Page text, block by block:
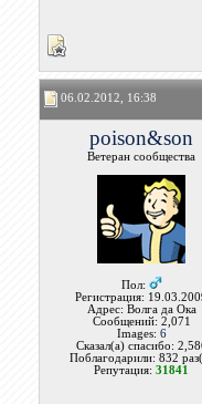
06.02.2012, 16:38
poison&son
Ветеран сообщества
Пол:
Регистрация:
Адрес: Волга да Ока
Сообщений: 2,071
Images: 6
Сказал(а) спасибо:
Поблагодарили: 832
Репутация:31841